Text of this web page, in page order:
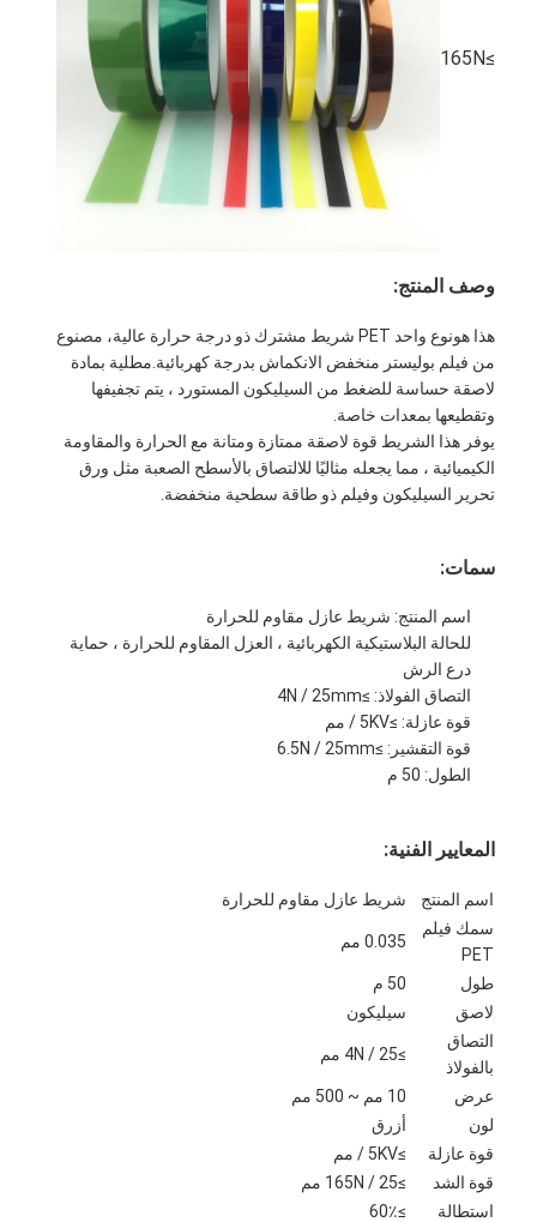
الصفحة الرئيسية
معلومات عنا
≥165N
وصف المنتج:
هذا هونوع واحد PET شريط مشترك ذو درجة حرارة عالية
، مصنوع
من فيلم بوليستر منخفض الانكماش بدرجة كهربائية.مطلية بمادة
لاصقة حساسة للضغط من السيليكون المستورد ، يتم تجفيفها
وتقطيعها بمعدات خاصة.
يوفر هذا الشريط قوة لاصقة ممتازة ومتانة مع الحرارة والمقاومة
الكيميائية ، مما يجعله مثاليًا للالتصاق بالأسطح الصعبة مثل ورق
تحرير السيليكون وفيلم ذو طاقة سطحية منخفضة.
سمات:
اسم المنتج: شريط عازل مقاوم للحرارة
للحالة البلاستيكية الكهربائية ، العزل المقاوم للحرارة ، حماية
درع الرش
التصاق الفولاذ: ≥4N / 25mm
قوة عازلة: ≥5KV / مم
قوة التقشير: ≥6.5N / 25mm
الطول: 50 م
المعايير الفنية:
اسم المنتج
شريط عازل مقاوم للحرارة
سمك فيلم
PET
0.035 مم
طول
50 م
لاصق
سيليكون
التصاق
بالفولاذ
≥4N / 25 مم
عرض
10 مم ~ 500 مم
لون
أزرق
قوة عازلة
≥5KV / مم
قوة الشد
≥165N / 25 مم
استطالة
≥60٪